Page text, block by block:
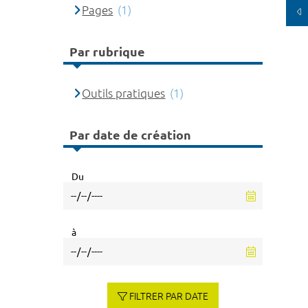
Pages (1)
Par rubrique
Outils pratiques (1)
Par date de création
Du
à
FILTRER PAR DATE